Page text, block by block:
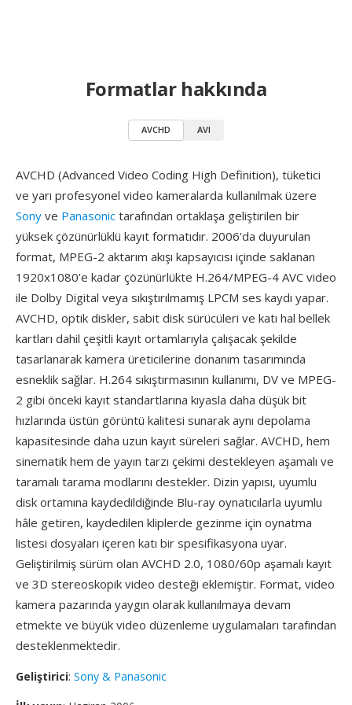
Formatlar hakkında
AVCHD AVI
AVCHD (Advanced Video Coding High Definition), tüketici
ve yarı profesyonel video kameralarda kullanılmak üzere
Sony ve Panasonic tarafından ortaklaşa geliştirilen bir
yüksek çözünürlüklü kayıt formatıdır. 2006'da duyurulan
format, MPEG-2 aktarım akışı kapsayıcısı içinde saklanan
1920x1080'e kadar çözünürlükte H.264/MPEG-4 AVC video
ile Dolby Digital veya sıkıştırılmamış LPCM ses kaydı yapar.
AVCHD, optik diskler, sabit disk sürücüleri ve katı hal bellek
kartları dahil çeşitli kayıt ortamlarıyla çalışacak şekilde
tasarlanarak kamera üreticilerine donanım tasarımında
esneklik sağlar. H.264 sıkıştırmasının kullanımı, DV ve MPEG-
2 gibi önceki kayıt standartlarına kıyasla daha düşük bit
hızlarında üstün görüntü kalitesi sunarak aynı depolama
kapasitesinde daha uzun kayıt süreleri sağlar. AVCHD, hem
sinematik hem de yayın tarzı çekimi destekleyen aşamalı ve
taramalı tarama modlarını destekler. Dizin yapısı, uyumlu
disk ortamına kaydedildiğinde Blu-ray oynatıcılarla uyumlu
hâle getiren, kaydedilen kliplerde gezinme için oynatma
listesi dosyaları içeren katı bir spesifikasyona uyar.
Geliştirilmiş sürüm olan AVCHD 2.0, 1080/60p aşamalı kayıt
ve 3D stereoskopik video desteği eklemiştir. Format, video
kamera pazarında yaygın olarak kullanılmaya devam
etmekte ve büyük video düzenleme uygulamaları tarafından
desteklenmektedir.
Geliştirici: Sony & Panasonic